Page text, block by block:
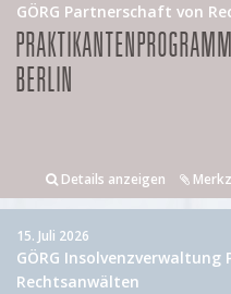
GÖRG Partnerschaft von
BERLIN
Details anzeigen
15. Juli 2026
GÖRG
Rechtsanwälten